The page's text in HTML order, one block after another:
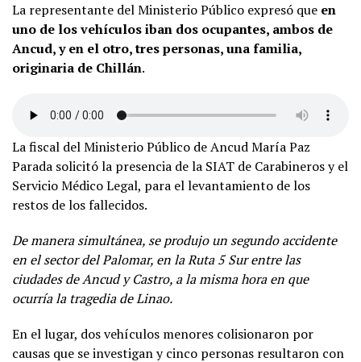
La representante del Ministerio Público expresó que en
uno de los vehículos iban dos ocupantes, ambos de
Ancud, y en el otro, tres personas, una familia,
originaria de Chillán.
La fiscal del Ministerio Público de Ancud María Paz
Parada solicitó la presencia de la SIAT de Carabineros y el
Servicio Médico Legal, para el levantamiento de los
restos de los fallecidos.
De manera simultánea, se produjo un segundo accidente
en el sector del Palomar, en la Ruta 5 Sur entre las
ciudades de Ancud y Castro, a la misma hora en que
ocurría la tragedia de Linao.
En el lugar, dos vehículos menores colisionaron por
causas que se investigan y cinco personas resultaron con